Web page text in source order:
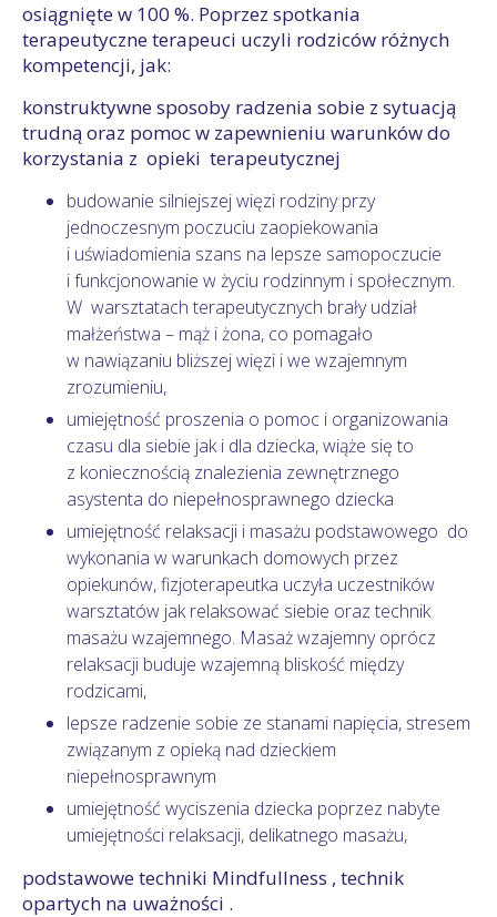
osiągnięte w 100 %. Poprzez spotkania
terapeutyczne terapeuci uczyli rodziców różnych
kompetencji, jak:
konstruktywne sposoby radzenia sobie z sytuacją
trudną oraz pomoc w zapewnieniu warunków do
korzystania z opieki terapeutycznej
budowanie silniejszej więzi rodziny przy
jednoczesnym poczuciu zaopiekowania
i uświadomienia szans na lepsze samopoczucie
i funkcjonowanie w życiu rodzinnym i społecznym.
W warsztatach terapeutycznych brały udział
małżeństwa – mąż i żona, co pomagało
w nawiązaniu bliższej więzi i we wzajemnym
zrozumieniu,
umiejętność proszenia o pomoc i organizowania
czasu dla siebie jak i dla dziecka, wiąże się to
z koniecznością znalezienia zewnętrznego
asystenta do niepełnosprawnego dziecka
umiejętność relaksacji i masażu podstawowego do
wykonania w warunkach domowych przez
opiekunów, fizjoterapeutka uczyła uczestników
warsztatów jak relaksować siebie oraz technik
masażu wzajemnego. Masaż wzajemny oprócz
relaksacji buduje wzajemną bliskość między
rodzicami,
lepsze radzenie sobie ze stanami napięcia, stresem
związanym z opieką nad dzieckiem
niepełnosprawnym
umiejętność wyciszenia dziecka poprzez nabyte
umiejętności relaksacji, delikatnego masażu,
podstawowe techniki Mindfullness , technik
opartych na uważności .